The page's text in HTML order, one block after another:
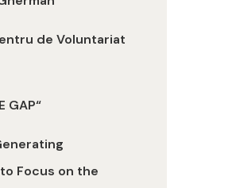
de Voluntariat
GAP“
Focus on the